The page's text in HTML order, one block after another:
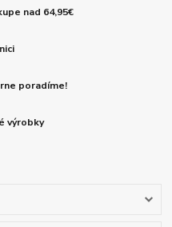
nad 64,95€
poradíme!
výrobky